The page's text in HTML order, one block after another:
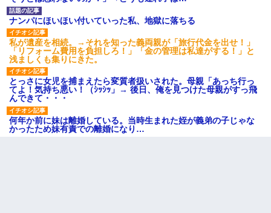
ナンパにほいほい付いていった私、地獄に落ちる
私が遺産を相続。→それを知った義両親が「旅行代金を出せ！」
「リフォーム費用を負担しろ！」「金の管理は私達がする！」と
浅ましくも集りにきた。
とっさに女児を捕まえたら変質者扱いされた。母親「あっち行っ
てよ！気持ち悪い！（ｼｯｼｯ」→ 後日、俺を見つけた母親がすっ飛
んできて・・・
何年か前に妹は離婚している。当時生まれた姪が義弟の子じゃな
かったため妹有責での離婚になり…